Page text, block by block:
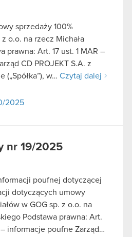
sprzedaży 100%
o.o. na rzecz Michała
prawna: Art. 17 ust. 1 MAR –
CD PROJEKT S.A. z
(„Spółka”), w… Czytaj dalej
2025
nr 19/2025
poufnej dotyczącej
dotyczących umowy
w GOG sp. z o.o. na
Podstawa prawna: Art.
– informacje poufne Zarząd…